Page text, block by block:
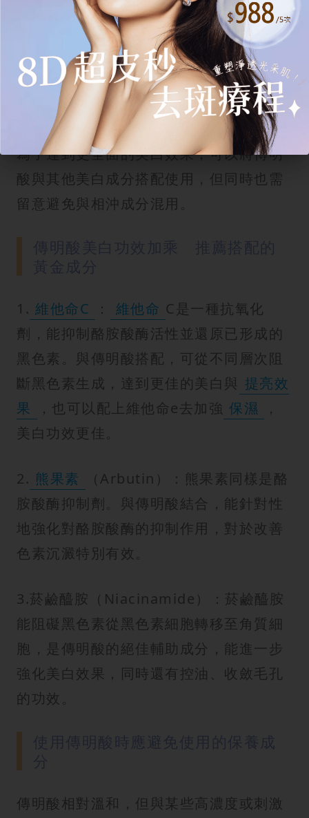
傳明酸保養品的加倍功效：黃金配搭
與相沖成分
為了達到更全面的美白效果，可以將傳明
酸與其他美白成分搭配使用，但同時也需
留意避免與相沖成分混用。
1. 維他命C ： 維他命 C是一種抗氧化
劑，能抑制酪胺酸酶活性並還原已形成的
黑色素。與傳明酸搭配，可從不同層次阻
斷黑色素生成，達到更佳的美白與 提亮效
果
，也可以配上維他命e去加強 保濕
，
美白功效更佳。
2. 熊果素
（Arbutin）：熊果素同樣是酪
胺酸酶抑制劑。與傳明酸結合，能針對性
地強化對酪胺酸酶的抑制作用，對於改善
色素沉澱特別有效。
3.菸鹼醯胺（Niacinamide）：菸鹼醯胺
能阻礙黑色素從黑色素細胞轉移至角質細
胞，是傳明酸的絕佳輔助成分，能進一步
強化美白效果，同時還有控油、收斂毛孔
的功效。
傳明酸相對溫和，但與某些高濃度或刺激